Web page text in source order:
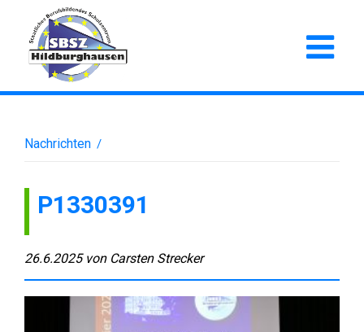
Nachrichten /
P1330391
26.6.2025 von Carsten Strecker